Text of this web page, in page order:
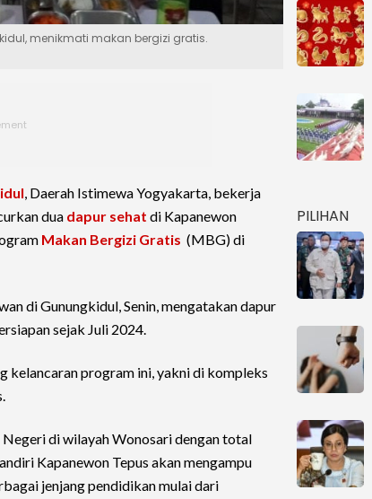
menikmati makan bergizi gratis.
, Daerah Istimewa Yogyakarta, bekerja
dua dapur sehat di Kapanewon
Makan Bergizi Gratis (MBG) di
di Gunungkidul, Senin, mengatakan dapur
sejak Juli 2024.
kelancaran program ini, yakni di kompleks
di wilayah Wonosari dengan total
Kapanewon Tepus akan mengampu
jenjang pendidikan mulai dari
PILIHAN